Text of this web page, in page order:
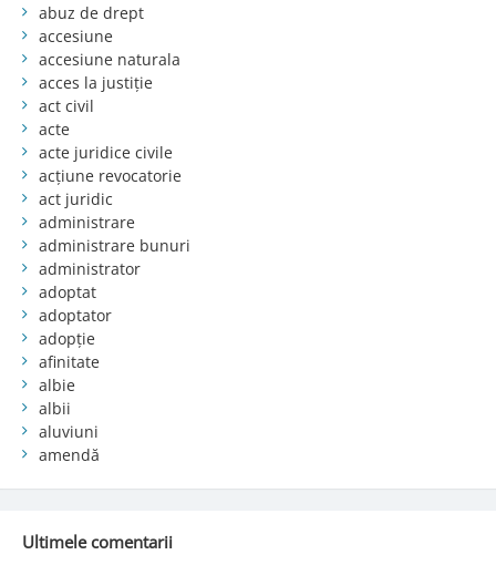
abuz de drept
accesiune
accesiune naturala
acces la justiție
act civil
acte
acte juridice civile
acțiune revocatorie
act juridic
administrare
administrare bunuri
administrator
adoptat
adoptator
adopție
afinitate
albie
albii
aluviuni
amendă
Ultimele comentarii